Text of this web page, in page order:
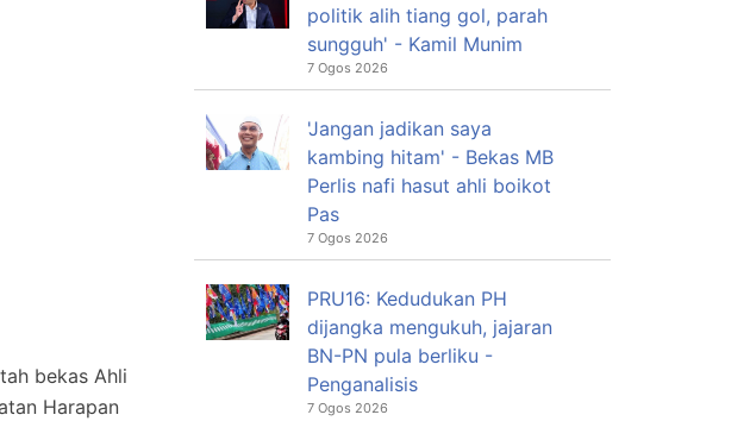
bekas Ahli
Harapan
politik alih tiang gol, parah
sungguh' - Kamil Munim
7 Ogos 2026
'Jangan jadikan saya
kambing hitam' - Bekas MB
Perlis nafi hasut ahli boikot
Pas
7 Ogos 2026
PRU16: Kedudukan PH
dijangka mengukuh, jajaran
BN-PN pula berliku -
Penganalisis
7 Ogos 2026